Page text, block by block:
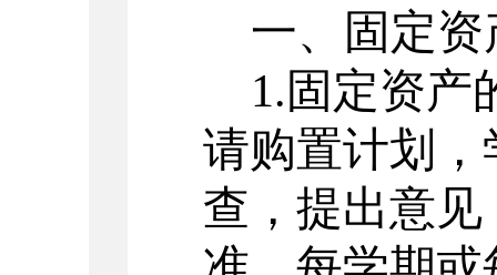
一、固定
1.固定资产
请购置计划
查，提出意